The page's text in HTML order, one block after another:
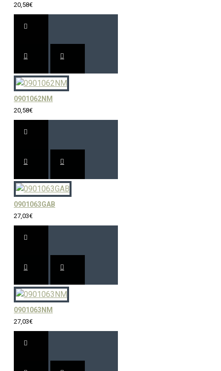
20,58€
0901062NM
20,58€
0901063GAB
27,03€
0901063NM
27,03€